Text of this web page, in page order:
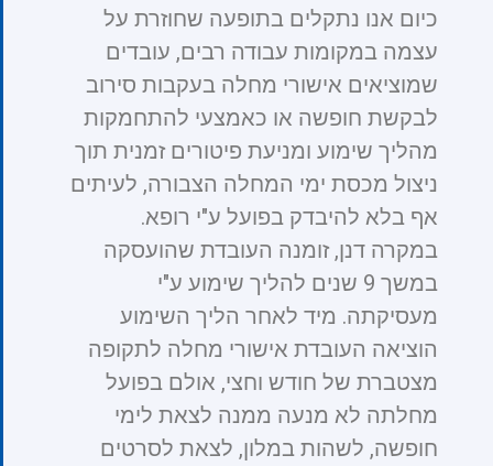
כיום אנו נתקלים בתופעה שחוזרת על
עצמה במקומות עבודה רבים, עובדים
שמוציאים אישורי מחלה בעקבות סירוב
לבקשת חופשה או כאמצעי להתחמקות
מהליך שימוע ומניעת פיטורים זמנית תוך
ניצול מכסת ימי המחלה הצבורה, לעיתים
אף בלא להיבדק בפועל ע"י רופא.
במקרה דנן, זומנה העובדת שהועסקה
במשך 9 שנים להליך שימוע ע"י
מעסיקתה. מיד לאחר הליך השימוע
הוציאה העובדת אישורי מחלה לתקופה
מצטברת של חודש וחצי, אולם בפועל
מחלתה לא מנעה ממנה לצאת לימי
חופשה, לשהות במלון, לצאת לסרטים